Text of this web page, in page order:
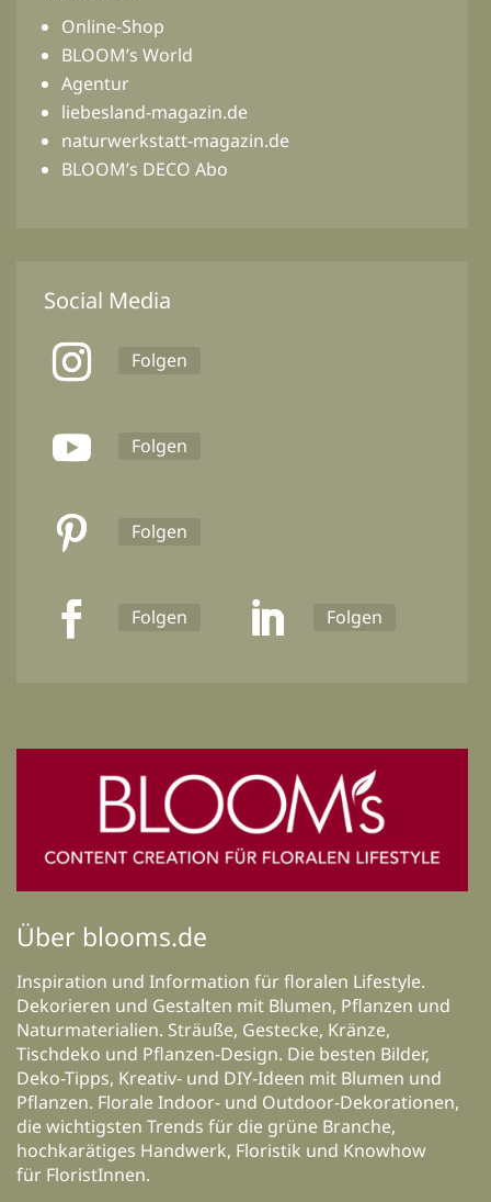
Online-Shop
BLOOM’s World
Agentur
liebesland-magazin.de
naturwerkstatt-magazin.de
BLOOM’s DECO Abo
Social Media
Folgen
Folgen
Folgen
Folgen Folgen
Über blooms.de
Inspiration und Information für floralen Lifestyle.
Dekorieren und Gestalten mit Blumen, Pflanzen und
Naturmaterialien. Sträuße, Gestecke, Kränze,
Tischdeko und Pflanzen-Design. Die besten Bilder,
Deko-Tipps, Kreativ- und DIY-Ideen mit Blumen und
Pflanzen. Florale Indoor- und Outdoor-Dekorationen,
die wichtigsten Trends für die grüne Branche,
hochkarätiges Handwerk, Floristik und Knowhow
für FloristInnen.